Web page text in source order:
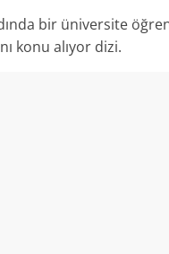
bir üniversite
konu alıyor dizi.